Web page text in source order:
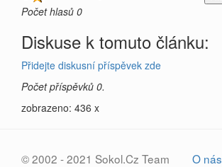
Počet hlasů 0
Diskuse k tomuto článku:
Přidejte diskusní příspěvek zde
Počet příspěvků 0.
zobrazeno: 436 x
© 2002 - 2021 Sokol.Cz Team
O nás